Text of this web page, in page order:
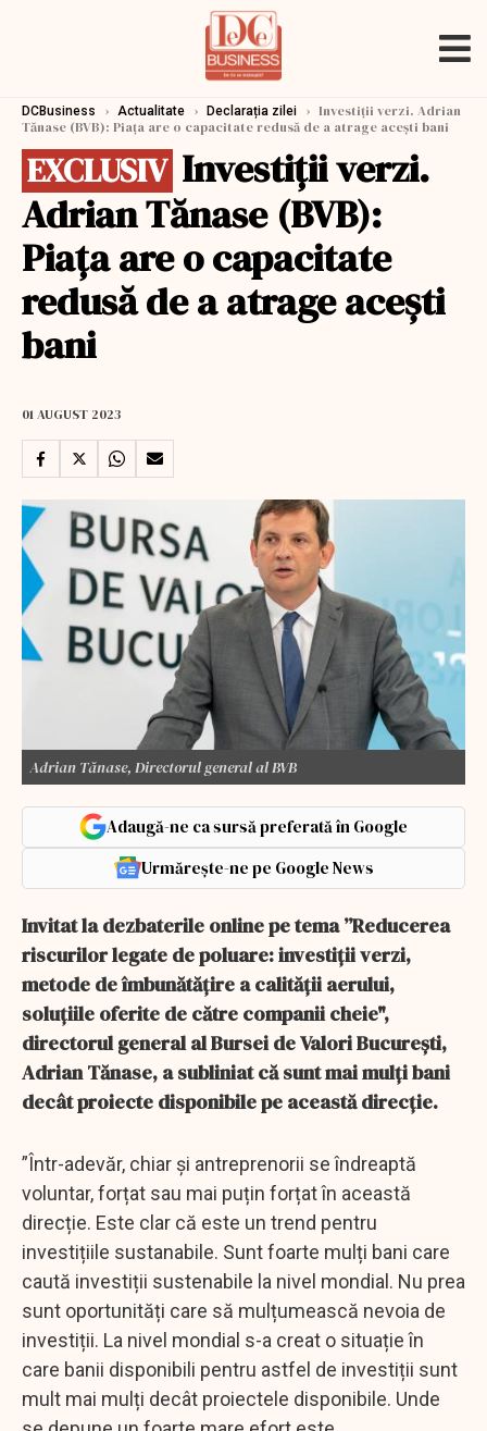
DCBusiness › Actualitate › Declarația zilei › Investiții verzi. Adrian
Tănase (BVB): Piața are o capacitate redusă de a atrage acești bani
EXCLUSIV Investiții verzi.
Adrian Tănase (BVB):
Piața are o capacitate
redusă de a atrage acești
bani
01 AUGUST 2023
Adrian Tănase, Directorul general al BVB
Adaugă-ne ca sursă preferată în Google
Urmărește-ne pe Google News
Invitat la dezbaterile online pe tema ”Reducerea
riscurilor legate de poluare: investiții verzi,
metode de îmbunătățire a calității aerului,
soluțiile oferite de către companii cheie",
directorul general al Bursei de Valori București,
Adrian Tănase, a subliniat că sunt mai mulți bani
decât proiecte disponibile pe această direcție.
”Într-adevăr, chiar și antreprenorii se îndreaptă
voluntar, forțat sau mai puțin forțat în această
direcție. Este clar că este un trend pentru
investițiile sustanabile. Sunt foarte mulți bani care
caută investiții sustenabile la nivel mondial. Nu prea
sunt oportunități care să mulțumească nevoia de
investiții. La nivel mondial s-a creat o situație în
care banii disponibili pentru astfel de investiții sunt
mult mai mulți decât proiectele disponibile. Unde